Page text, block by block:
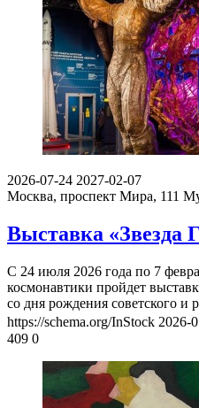
2026-07-24 2027-02-07
Москва, проспект Мира, 111
Выставка «Звезда
С 24 июля 2026 года по 7
космонавтики пройдет
со дня рождения советского и
https://schema.org/InStock 2026-
409 0